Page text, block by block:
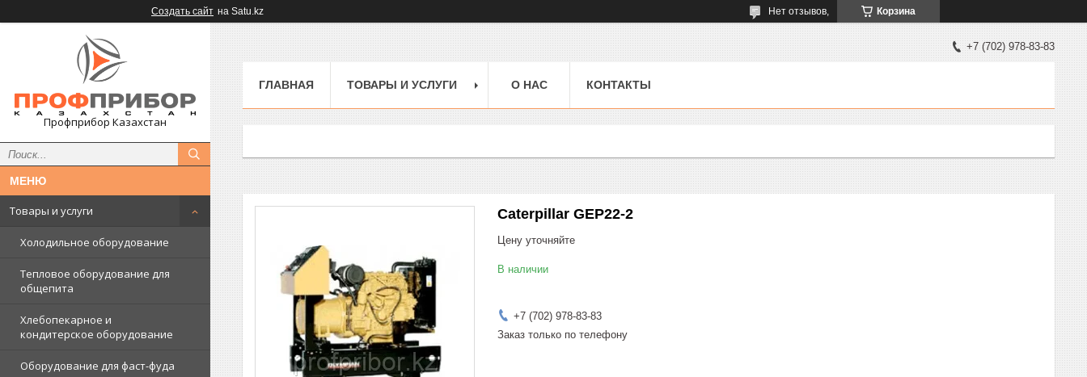
Создать сайт на Satu.kz Корзина
Нет отзывов,
Профприбор Казахстан
Товары и услуги
Холодильное оборудование
Тепловое оборудование для
общепита
Хлебопекарное и
кондитерское оборудование
Оборудование для фаст-фуда
+7 (702) 978-83-83
ГЛАВНАЯ ТОВАРЫ И УСЛУГИ О НАС КОНТАКТЫ
Caterpillar GEP22-2
Цену уточняйте
В наличии
+7 (702) 978-83-83
Заказ только по телефону